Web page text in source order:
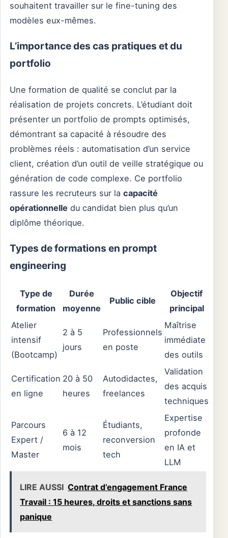
souhaitent travailler sur le fine-tuning des
modèles eux-mêmes.
L’importance des cas pratiques et du
portfolio
Une formation de qualité se conclut par la
réalisation de projets concrets. L’étudiant doit
présenter un portfolio de prompts optimisés,
démontrant sa capacité à résoudre des
problèmes réels : automatisation d’un service
client, création d’un outil de veille stratégique ou
génération de code complexe. Ce portfolio
rassure les recruteurs sur la capacité
opérationnelle du candidat bien plus qu’un
diplôme théorique.
Types de formations en prompt
engineering
Type de
formation
Durée
moyenne
Public cible
Objectif
principal
Atelier
intensif
(Bootcamp)
2 à 5
jours
Professionnels
en poste
Maîtrise
immédiate
des outils
Certification
en ligne
20 à 50
heures
Autodidactes,
freelances
Validation
des acquis
techniques
Parcours
Expert /
Master
6 à 12
mois
Étudiants,
reconversion
tech
Expertise
profonde
en IA et
LLM
LIRE AUSSI Contrat d’engagement France
Travail : 15 heures, droits et sanctions sans
panique